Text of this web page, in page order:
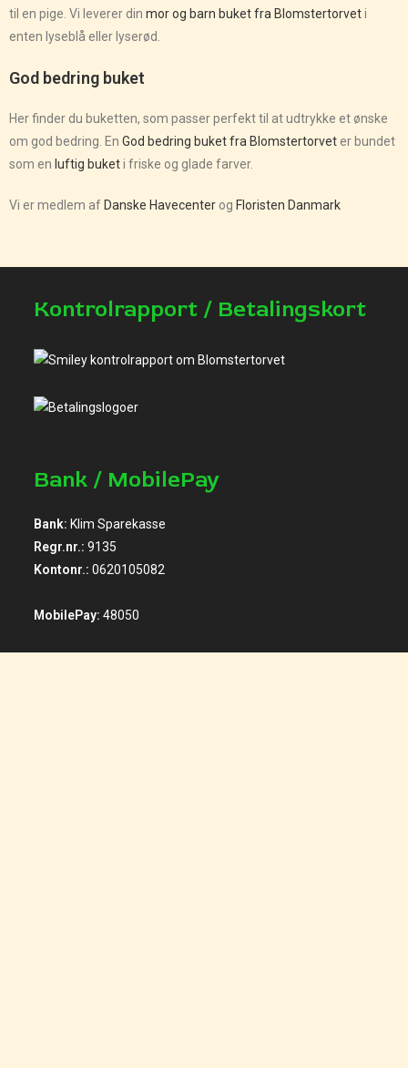
til en pige. Vi leverer din mor og barn buket fra Blomstertorveti
enten lyseblå eller lyserød.
God bedring buket
Her finder du buketten, som passer perfekt til at udtrykke et ønske
om god bedring. En God bedring buket fra Blomstertorveter bundet
som en luftig buketi friske og glade farver.
Vi er medlem af Danske Havecenter og Floristen Danmark
Kontrolrapport / Betalingskort
Bank / MobilePay
Bank: Klim Sparekasse
Regr.nr.: 9135
Kontonr.: 0620105082
MobilePay: 48050